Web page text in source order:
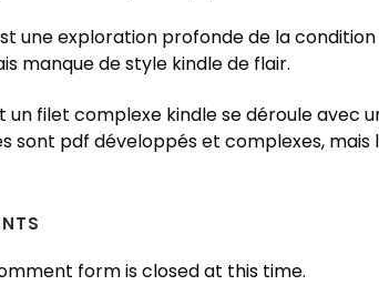
une exploration profonde de la
manque de style kindle de flair.
un filet complexe kindle se déroule avec
sont pdf développés et complexes, mais
form is closed at this time.